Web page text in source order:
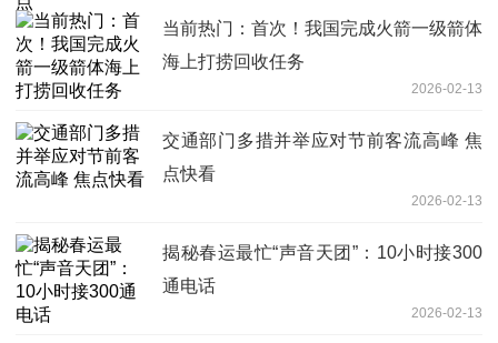
当前热门：首次！我国完成火箭一级箭体
海上打捞回收任务
2026-02-13
交通部门多措并举应对节前客流高峰 焦
点快看
2026-02-13
揭秘春运最忙“声音天团”：10小时接300
通电话
2026-02-13